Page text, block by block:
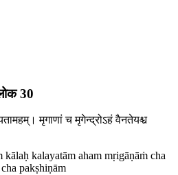
30
मृगाणां च मृगेन्द्रोऽहं वैनतेयश्च
kālaḥ kalayatām aham mṛigāṇāṁ cha
pakṣhiṇām